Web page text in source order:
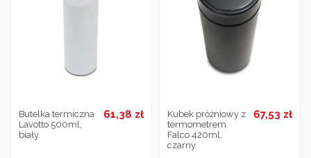
Butelka termiczna
Lavotto 500ml,
biały
61,38 zł
Kubek próżniowy z
termometrem
Falco 420ml,
czarny
67,53 zł